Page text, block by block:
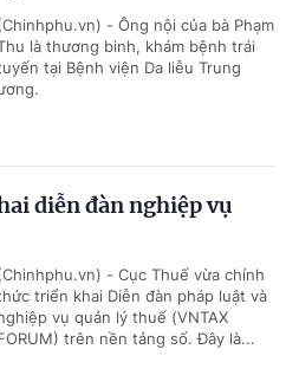
- Ông nội của bà Phạm
là thương binh, khám bệnh trái
tại Bệnh viện Da liễu Trung
diễn đàn nghiệp vụ
- Cục Thuế vừa chính
triển khai Diễn đàn pháp luật và
vụ quản lý thuế (VNTAX
trên nền tảng số. Đây là...